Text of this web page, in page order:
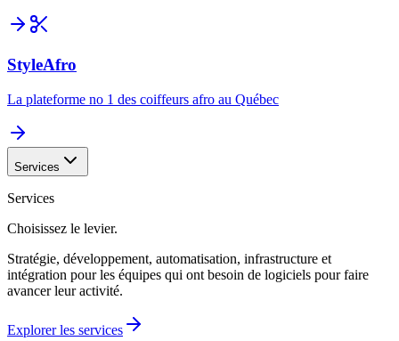
StyleAfro
La plateforme no 1 des coiffeurs afro au Québec
Services
Services
Choisissez le levier.
Stratégie, développement, automatisation, infrastructure et
intégration pour les équipes qui ont besoin de logiciels pour faire
avancer leur activité.
Explorer les services